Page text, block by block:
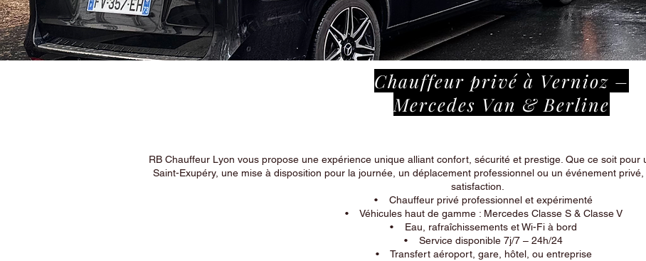
Chauffeur privé à Vernioz –
Mercedes Van & Berline
RB Chauffeur Lyon vous propose une expérience unique alliant confort, sécurité et prestige. Que ce soit pour
Saint-Exupéry, une mise à disposition pour la journée, un déplacement professionnel ou un événement
satisfaction.
• Chauffeur privé professionnel et expérimenté
• Véhicules haut de gamme : Mercedes Classe S & Classe V
• Eau, rafraîchissements et Wi-Fi à bord
• Service disponible 7j/7 – 24h/24
• Transfert aéroport, gare, hôtel, ou entreprise